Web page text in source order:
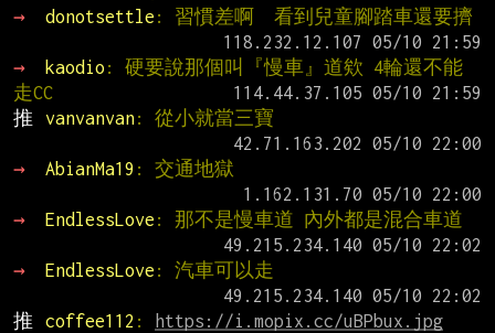
→
donotsettle : 習慣差啊  看到兒童腳踏車還要擠
→
kaodio : 硬要說那個叫『慢車』道欸 4輪還不能
走CC
推
vanvanvan: 從小就當三寶
→
AbianMa19 : 交通地獄
→
EndlessLove : 那不是慢車道 內外都是混合車道
→
EndlessLove : 汽車可以走
推
coffee112 :
https://i.mopix.cc/uBPbux.jpg